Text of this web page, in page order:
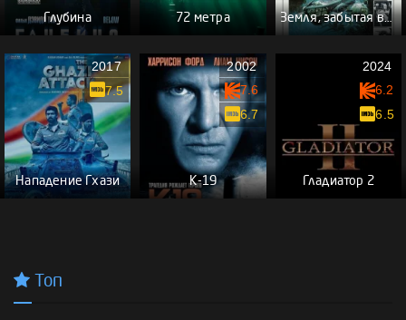
Глубина 72 метра Земля, забытая временем
Нападение Гхази
2017
7.5
К-19
2002
7.6
6.7
Гладиатор 2
2024
6.2
6.5
Топ